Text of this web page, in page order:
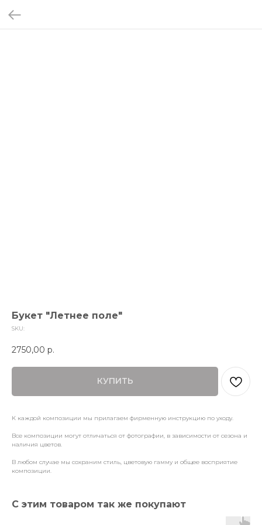
Букет "Летнее поле"
SKU:
2750,00 р.
КУПИТЬ
К каждой композиции мы прилагаем фирменную инструкцию по уходу.
Все композиции могут отличаться от фотографии, в зависимости от сезона и
наличия цветов.
В любом случае мы сохраним стиль, цветовую гамму и общее восприятие
композиции.
С этим товаром так же покупают